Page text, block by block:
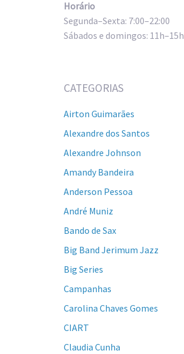
Horário
Segunda–Sexta: 7:00–22:00
Sábados e domingos: 11h–15h
CATEGORIAS
Airton Guimarães
Alexandre dos Santos
Alexandre Johnson
Amandy Bandeira
Anderson Pessoa
André Muniz
Bando de Sax
Big Band Jerimum Jazz
Big Series
Campanhas
Carolina Chaves Gomes
CIART
Claudia Cunha